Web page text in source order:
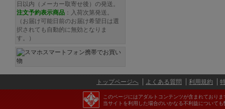
日以内（メーカー取寄せ後）の発送。
注文予約表示商品 ：入荷次第発送。
（お届け可能日前のお届け希望日は選
択されても自動的に無効となりま
す。）
トップページへ よくある質問 利用規約
このページにはアダルトコンテンツが含まれており
当サイトを利用した場合のいかなる不利益について